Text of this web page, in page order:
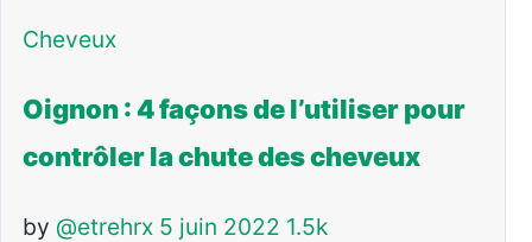
Cheveux
Oignon : 4 façons de l’utiliser pour
contrôler la chute des cheveux
by @etrehrx 5 juin 2022 1.5k